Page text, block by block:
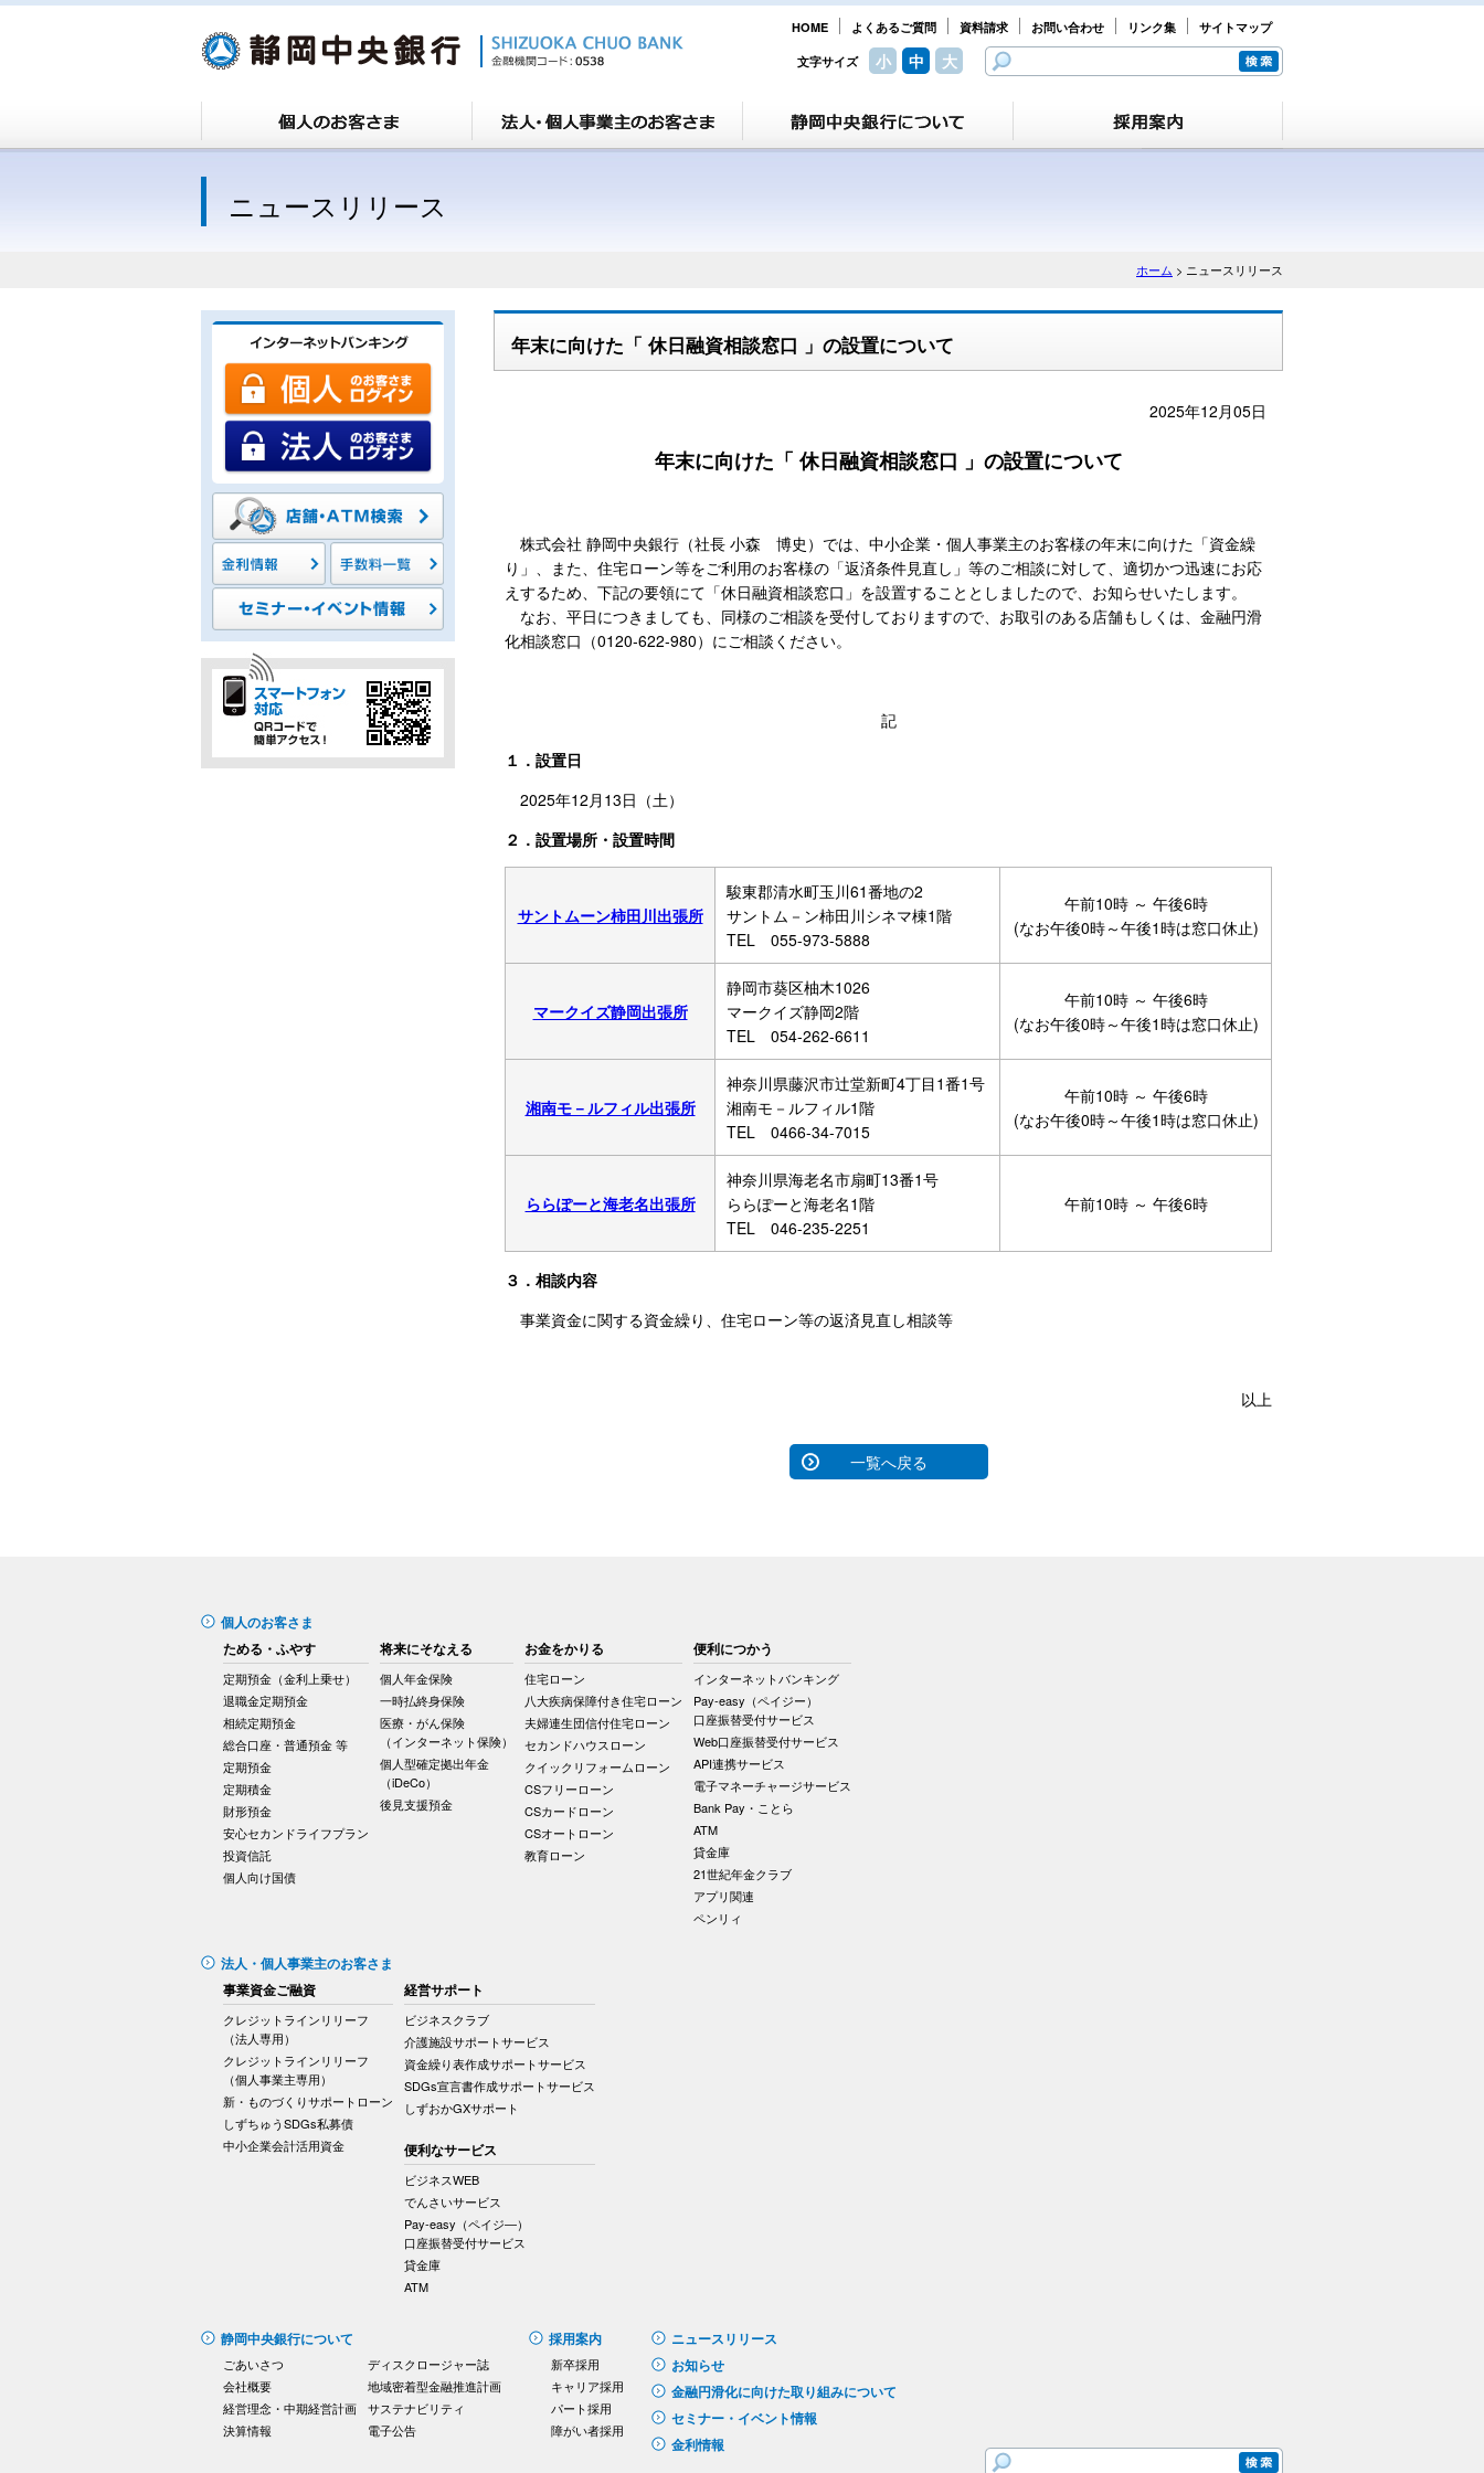
サイトマップ
リンク集
お問い合わせ
資料請求
よくあるご質問
HOME
文字サイズ 小 中 大
ニュースリリース
ホーム > ニュースリリース
年末に向けた「 休日融資相談窓口 」の設置について
2025年12月05日
年末に向けた「 休日融資相談窓口 」の設置について
株式会社 静岡中央銀行（社長 小森 博史）では、中小企業・個人事業主のお客様の年末に向けた「資金繰
り」、また、住宅ローン等をご利用のお客様の「返済条件見直し」等のご相談に対して、適切かつ迅速にお応
えするため、下記の要領にて「休日融資相談窓口」を設置することとしましたので、お知らせいたします。
なお、平日につきましても、同様のご相談を受付しておりますので、お取引のある店舗もしくは、金融円滑
化相談窓口（0120‐622‐980）にご相談ください。
記
１．設置日
2025年12月13日（土）
２．設置場所・設置時間
サントムーン柿田川出張所
駿東郡清水町玉川61番地の2
サントム－ン柿田川シネマ棟1階
TEL 055-973-5888
午前10時 ～ 午後6時
(なお午後0時～午後1時は窓口休止)
マークイズ静岡出張所
静岡市葵区柚木1026
マークイズ静岡2階
TEL 054-262-6611
午前10時 ～ 午後6時
(なお午後0時～午後1時は窓口休止)
湘南モ－ルフィル出張所
神奈川県藤沢市辻堂新町4丁目1番1号
湘南モ－ルフィル1階
TEL 0466-34-7015
午前10時 ～ 午後6時
(なお午後0時～午後1時は窓口休止)
ららぽーと海老名出張所
神奈川県海老名市扇町13番1号
ららぽーと海老名1階
TEL 046-235-2251
午前10時 ～ 午後6時
３．相談内容
事業資金に関する資金繰り、住宅ローン等の返済見直し相談等
以上
一覧へ戻る
個人のお客さま
ためる・ふやす
定期預金（金利上乗せ）
退職金定期預金
相続定期預金
総合口座・普通預金 等
定期預金
定期積金
財形預金
安心セカンドライフプラン
投資信託
個人向け国債
将来にそなえる
個人年金保険
一時払終身保険
医療・がん保険
（インターネット保険）
個人型確定拠出年金
（iDeCo）
後見支援預金
お金をかりる
住宅ローン
八大疾病保障付き住宅ローン
夫婦連生団信付住宅ローン
セカンドハウスローン
クイックリフォームローン
CSフリーローン
CSカードローン
CSオートローン
教育ローン
便利につかう
インターネットバンキング
Pay-easy（ペイジー）
口座振替受付サービス
Web口座振替受付サービス
API連携サービス
電子マネーチャージサービス
Bank Pay・ことら
ATM
貸金庫
21世紀年金クラブ
アプリ関連
ペンリィ
法人・個人事業主のお客さま
事業資金ご融資
クレジットラインリリーフ
（法人専用）
クレジットラインリリーフ
（個人事業主専用）
新・ものづくりサポートローン
しずちゅうSDGs私募債
中小企業会計活用資金
経営サポート
ビジネスクラブ
介護施設サポートサービス
資金繰り表作成サポートサービス
SDGs宣言書作成サポートサービス
しずおかGXサポート
便利なサービス
ビジネスWEB
でんさいサービス
Pay-easy（ペイジ―）
口座振替受付サービス
貸金庫
ATM
静岡中央銀行について
ごあいさつ
会社概要
経営理念・中期経営計画
決算情報
ディスクロージャー誌
地域密着型金融推進計画
サステナビリティ
電子公告
採用案内
新卒採用
キャリア採用
パート採用
障がい者採用
ニュースリリース
お知らせ
金融円滑化に向けた取り組みについて
セミナー・イベント情報
金利情報